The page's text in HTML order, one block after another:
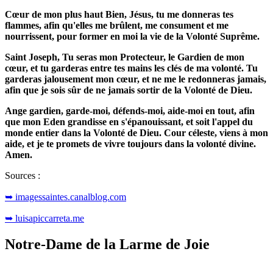
Cœur de mon plus haut Bien, Jésus, tu me donneras tes
flammes, afin qu'elles me brûlent, me consument et me
nourrissent, pour former en moi la vie de la Volonté Suprême.
Saint Joseph, Tu seras mon Protecteur, le Gardien de mon
cœur, et tu garderas entre tes mains les clés de ma volonté. Tu
garderas jalousement mon cœur, et ne me le redonneras jamais,
afin que je sois sûr de ne jamais sortir de la Volonté de Dieu.
Ange gardien, garde-moi, défends-moi, aide-moi en tout, afin
que mon Eden grandisse en s'épanouissant, et soit l'appel du
monde entier dans la Volonté de Dieu. Cour céleste, viens à mon
aide, et je te promets de vivre toujours dans la volonté divine.
Amen.
Sources :
➥ imagessaintes.canalblog.com
➥ luisapiccarreta.me
Notre-Dame de la Larme de Joie